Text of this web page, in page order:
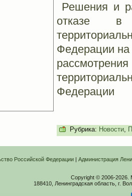
Решения и
отказе в
Федерации на
Федерации
Рубрика: Новости,
Российской Федерации| Администрация
Copyright © 2006-2026.
188410, Ленинградская область, г.